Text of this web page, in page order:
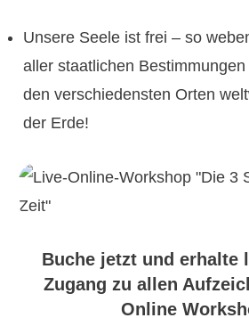
Unsere Seele ist frei – so
aller staatlichen
den verschiedensten Orten
der Erde!
Buche jetzt und erhalte
Zugang zu allen
Online